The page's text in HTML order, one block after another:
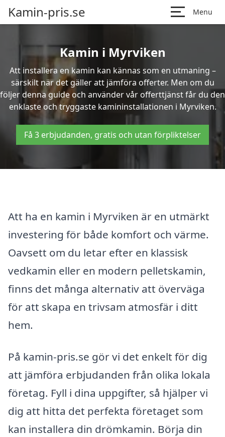
Kamin-pris.se Menu
Kamin i Myrviken
Att installera en kamin kan kännas som en utmaning –
särskilt när det gäller att jämföra offerter. Men om du
följer denna guide och använder vår offerttjänst får du den
enklaste och tryggaste kamininstallationen i Myrviken.
Få 3 erbjudanden, gratis och utan förpliktelser
Att ha en kamin i Myrviken är en utmärkt
investering för både komfort och värme.
Oavsett om du letar efter en klassisk
vedkamin eller en modern pelletskamin,
finns det många alternativ att överväga
för att skapa en trivsam atmosfär i ditt
hem.
På kamin-pris.se gör vi det enkelt för dig
att jämföra erbjudanden från olika lokala
företag. Fyll i dina uppgifter, så hjälper vi
dig att hitta det perfekta företaget som
kan installera din drömkamin. Börja din